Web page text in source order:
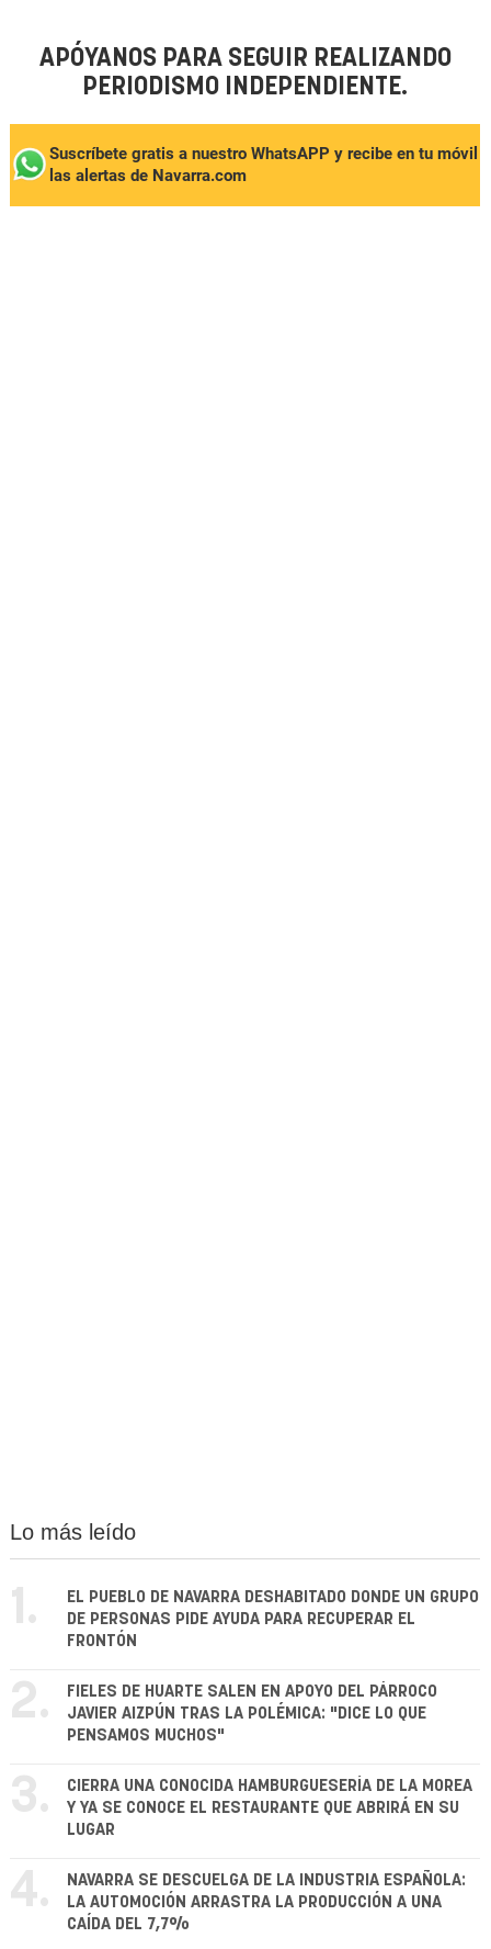
APÓYANOS PARA SEGUIR REALIZANDO
PERIODISMO INDEPENDIENTE.
Suscríbete gratis a nuestro WhatsAPP y recibe en tu móvil
las alertas de Navarra.com
Lo más leído
1.
EL PUEBLO DE NAVARRA DESHABITADO DONDE UN GRUPO
DE PERSONAS PIDE AYUDA PARA RECUPERAR EL
FRONTÓN
2.
FIELES DE HUARTE SALEN EN APOYO DEL PÁRROCO
JAVIER AIZPÚN TRAS LA POLÉMICA: "DICE LO QUE
PENSAMOS MUCHOS"
3.
CIERRA UNA CONOCIDA HAMBURGUESERÍA DE LA MOREA
Y YA SE CONOCE EL RESTAURANTE QUE ABRIRÁ EN SU
LUGAR
4.
NAVARRA SE DESCUELGA DE LA INDUSTRIA ESPAÑOLA:
LA AUTOMOCIÓN ARRASTRA LA PRODUCCIÓN A UNA
CAÍDA DEL 7,7%